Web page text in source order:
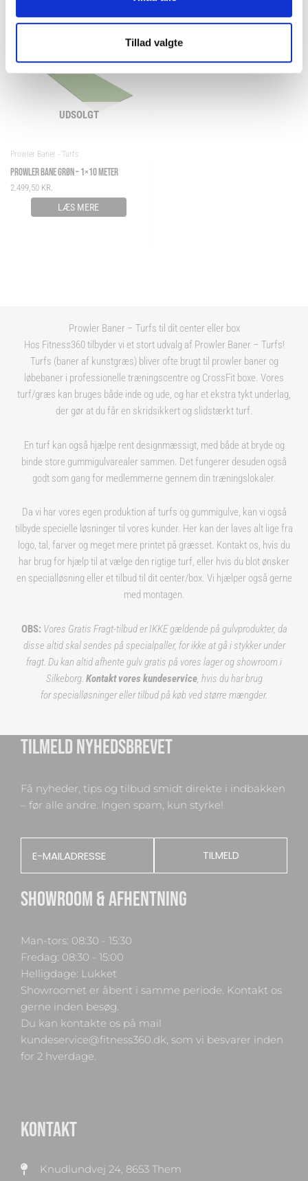
Tillad valgte
UDSOLGT
Prowler Baner - Turfs
PROWLER BANE GRØN – 1×10 METER
2.499,50 KR.
LÆS MERE
Prowler Baner – Turfs til dit center eller box
Hos Fitness360 tilbyder vi et stort udvalg af Prowler Baner – Turfs!
Turfs (baner af kunstgræs) bliver ofte brugt til prowler baner og
løbebaner i professionelle træningscentre og CrossFit boxe. Vores
turf/græs kan bruges både inde og ude, og har et ekstra tykt underlag,
der gør at du får en skridsikkert og slidstærkt turf.
En turf kan også hjælpe rent designmæssigt, med både at bryde og
binde store gummigulvarealer sammen. Det fungerer desuden også
godt som gang for medlemmerne gennem din træningslokaler.
Da vi har vores egen produktion af turfs og gummigulve, kan vi også
tilbyde specielle løsninger til vores kunder. Her kan der laves alt lige fra
logo, tal, farver og meget mere printet på græsset. Kontakt os, hvis du
har brug for hjælp til at vælge den rigtige turf, eller hvis du blot ønsker
en specialløsning eller et tilbud til dit center/box. Vi hjælper også gerne
med montagen.
OBS: Vores Gratis Fragt-tilbud er IKKE gældende på gulvprodukter, da
disse altid skal sendes på specialpaller, for ikke at gå i stykker under
fragt. Du kan altid afhente gulv gratis på vores lager og showroom i
Silkeborg. Kontakt vores kundeservice, hvis du har brug
for specialløsninger eller tilbud på køb ved større mængder.
TILMELD NYHEDSBREVET
Få nyheder, tips og tilbud smidt direkte i indbakken
– før alle andre. Ingen spam, kun styrke!
TILMELD
SHOWROOM & AFHENTNING
Man-tors: 08:30 - 15:30
Fredag: 08:30 - 15:00
Helligdage: Lukket
Showroomet er åbent i samme periode. Kontakt os
gerne inden besøg.
Du kan kontakte os på mail
kundeservice@fitness360.dk, som vi besvarer inden
for 2 hverdage.
KONTAKT
Knudlundvej 24, 8653 Them